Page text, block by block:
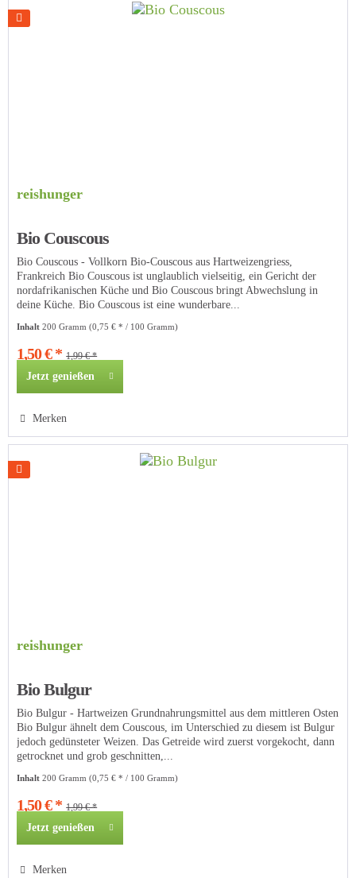
reishunger
Bio Couscous
Bio Couscous - Vollkorn Bio-Couscous aus Hartweizengriess,
Frankreich Bio Couscous ist unglaublich vielseitig, ein Gericht der
nordafrikanischen Küche und Bio Couscous bringt Abwechslung in
deine Küche. Bio Couscous ist eine wunderbare...
Inhalt200 Gramm(0,75 € * / 100 Gramm)
1,50 € * 1,99 € *
Jetzt genießen
Merken
reishunger
Bio Bulgur
Bio Bulgur - Hartweizen Grundnahrungsmittel aus dem mittleren Osten
Bio Bulgur ähnelt dem Couscous, im Unterschied zu diesem ist Bulgur
jedoch gedünsteter Weizen. Das Getreide wird zuerst vorgekocht, dann
getrocknet und grob geschnitten,...
Inhalt200 Gramm(0,75 € * / 100 Gramm)
1,50 € * 1,99 € *
Jetzt genießen
Merken